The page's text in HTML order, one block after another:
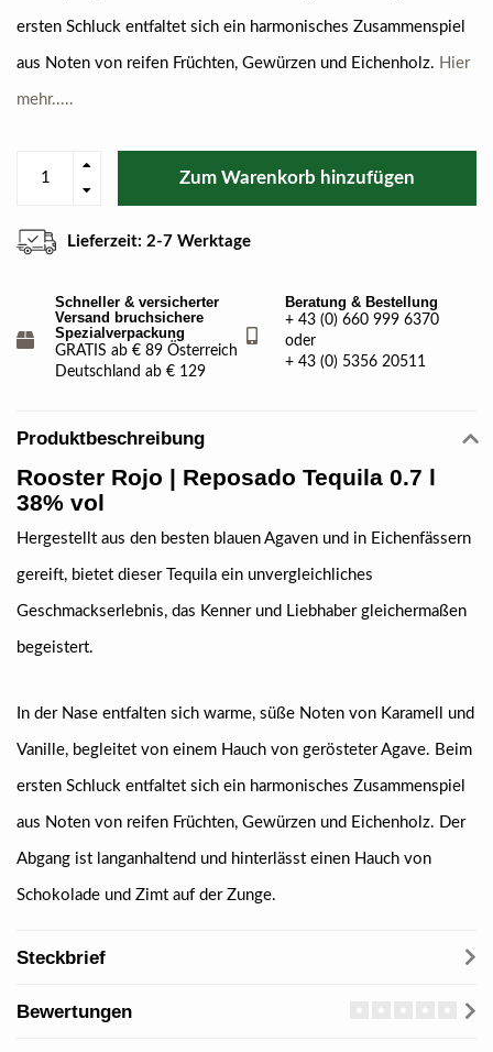
ersten Schluck entfaltet sich ein harmonisches Zusammenspiel
aus Noten von reifen Früchten, Gewürzen und Eichenholz. Hier
mehr.....
Zum Warenkorb hinzufügen
Lieferzeit: 2-7 Werktage
Schneller & versicherter
Versand bruchsichere
Spezialverpackung
GRATIS ab € 89 Österreich
Deutschland ab € 129
Beratung & Bestellung
+ 43 (0) 660 999 6370
oder
+ 43 (0) 5356 20511
Produktbeschreibung
Rooster Rojo | Reposado Tequila 0.7 l
38% vol
Hergestellt aus den besten blauen Agaven und in Eichenfässern
gereift, bietet dieser Tequila ein unvergleichliches
Geschmackserlebnis, das Kenner und Liebhaber gleichermaßen
begeistert.
In der Nase entfalten sich warme, süße Noten von Karamell und
Vanille, begleitet von einem Hauch von gerösteter Agave. Beim
ersten Schluck entfaltet sich ein harmonisches Zusammenspiel
aus Noten von reifen Früchten, Gewürzen und Eichenholz. Der
Abgang ist langanhaltend und hinterlässt einen Hauch von
Schokolade und Zimt auf der Zunge.
Steckbrief
Bewertungen